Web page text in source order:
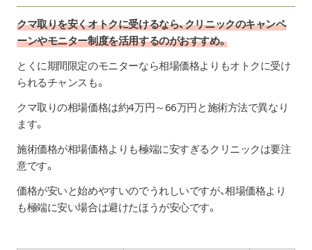
クマ取りを安くオトクに受けるなら、クリニックのキャンペ
ーンやモニター制度を活用するのがおすすめ。
とくに期間限定のモニターなら相場価格よりもオトクに受け
られるチャンスも。
クマ取りの相場価格は約4万円～66万円と施術方法で異なり
ます。
施術価格が相場価格よりも極端に安すぎるクリニックは要注
意です。
価格が安いと始めやすいのでうれしいですが、相場価格より
も極端に安い場合は避けたほうが安心です。